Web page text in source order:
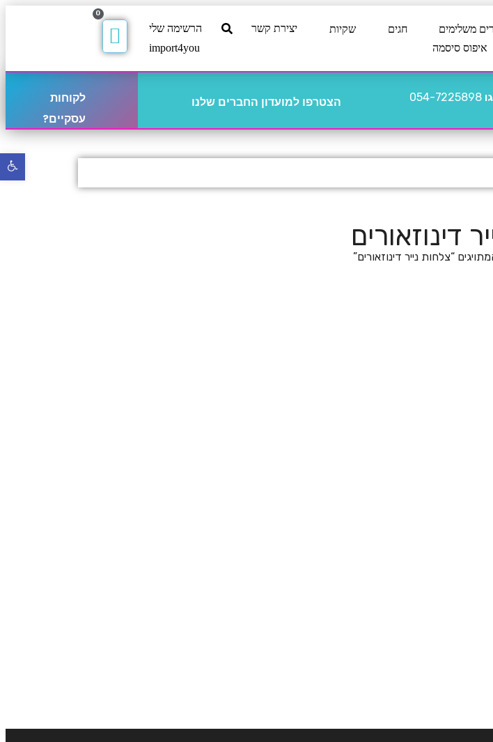
משלימים חגים שקיות יצירת קשר
הרשימה שלי
איפוס סיסמה import4you
0
054-7225898 הצטרפו למועדון החברים שלנו
לקוחות
עסקיים?
דינוזאורים
“צלחות נייר דינוזאורים”
פתח